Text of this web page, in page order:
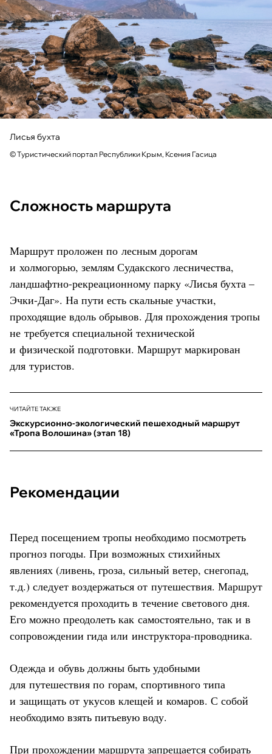
Лисья бухта
© Туристический портал Республики Крым, Ксения Гасица
Сложность маршрута
Маршрут проложен по лесным дорогам
и холмогорью, землям Судакского лесничества,
ландшафтно-рекреационному парку «Лисья бухта –
Эчки-Даг». На пути есть скальные участки,
проходящие вдоль обрывов. Для прохождения тропы
не требуется специальной технической
и физической подготовки. Маршрут маркирован
для туристов.
ЧИТАЙТЕ ТАКЖЕ
Экскурсионно-экологический пешеходный маршрут
«Тропа Волошина» (этап 18)
Рекомендации
Перед посещением тропы необходимо посмотреть
прогноз погоды. При возможных стихийных
явлениях (ливень, гроза, сильный ветер, снегопад,
т.д.) следует воздержаться от путешествия. Маршрут
рекомендуется проходить в течение светового дня.
Его можно преодолеть как самостоятельно, так и в
сопровождении гида или инструктора-проводника.
Одежда и обувь должны быть удобными
для путешествия по горам, спортивного типа
и защищать от укусов клещей и комаров. С собой
необходимо взять питьевую воду.
При прохождении маршрута запрещается собирать